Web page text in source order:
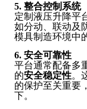
5. 整合控制系统
定制液压升降平
如分动、联动及
模具制造环境中
6. 安全可靠性
平台通常配备多
的安全稳定性。
的保护至关重要
下。